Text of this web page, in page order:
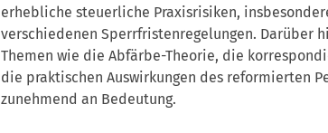
erhebliche steuerliche Praxisrisiken,
verschiedenen Sperrfristenregelungen. Darüber
Themen wie die Abfärbe-Theorie, die
die praktischen Auswirkungen des reformierten
zunehmend an Bedeutung.